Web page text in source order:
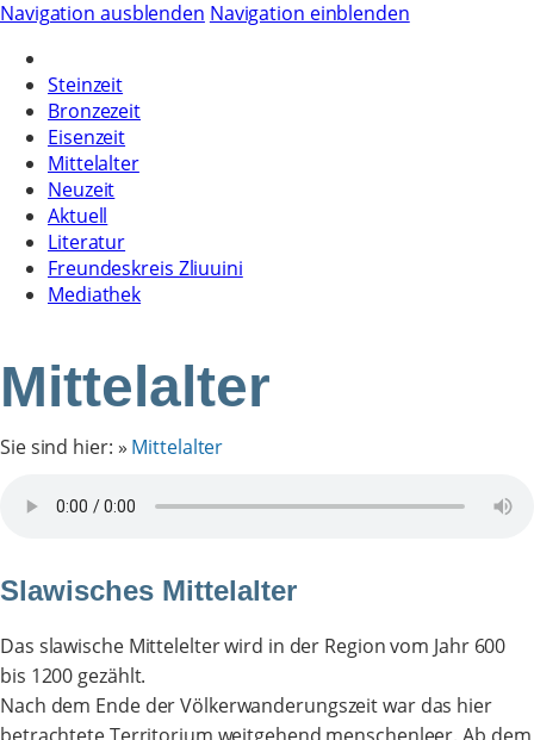
Navigation ausblenden Navigation einblenden
Steinzeit
Bronzezeit
Eisenzeit
Mittelalter
Neuzeit
Aktuell
Literatur
Freundeskreis Zliuuini
Mediathek
Mittelalter
Sie sind hier: » Mittelalter
Slawisches Mittelalter
Das slawische Mittelelter wird in der Region vom Jahr 600
bis 1200 gezählt.
Nach dem Ende der Völkerwanderungszeit war das hier